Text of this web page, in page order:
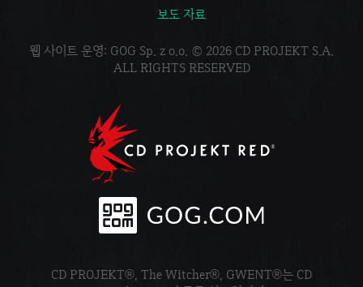
보도 자료
웹 사이트 운영: GOG Sp. z o.o. © 2026 CD PROJEKT S.A.
ALL RIGHTS RESERVED
CD PROJEKT®, The Witcher®, GWENT®는 CD